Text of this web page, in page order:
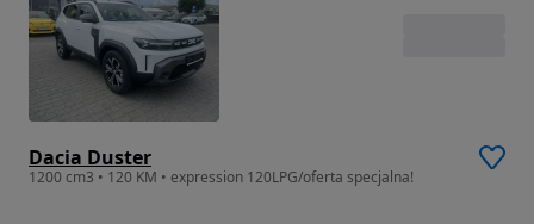
Dacia Duster
1200 cm3 • 120 KM • expression 120LPG/oferta specjalna!